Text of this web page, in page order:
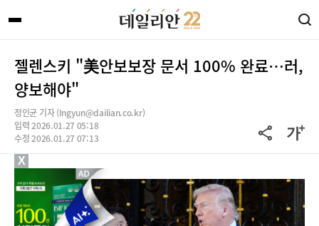
젤렌스키 "美안보보장 문서 100% 완료…러,
양보해야"
정인균 기자 (Ingyun@dailian.co.kr)
입력 2026.01.27 05:18
수정 2026.01.27 07:13
X